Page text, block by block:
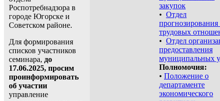
Роспотребнадзора в
городе Югорске и
Советском районе.
Для формирования
списков участников
семинара, до
17.06.2025, просим
проинформировать
об участии
управление
закупок
• Отдел
прогнозирования
трудовых
• Отдел
предоставления
муниципальных
Полномочия:
• Положение о
департаменте
экономического